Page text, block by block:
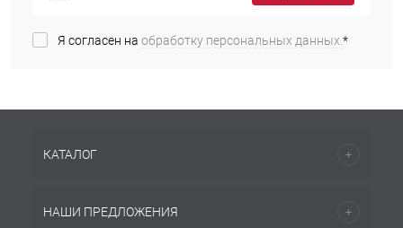
Я согласен на обработку персональных данных.*
КАТАЛОГ
НАШИ ПРЕДЛОЖЕНИЯ